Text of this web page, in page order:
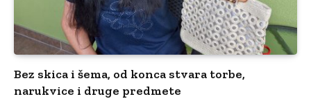
Bez skica i šema, od konca stvara torbe,
narukvice i druge predmete